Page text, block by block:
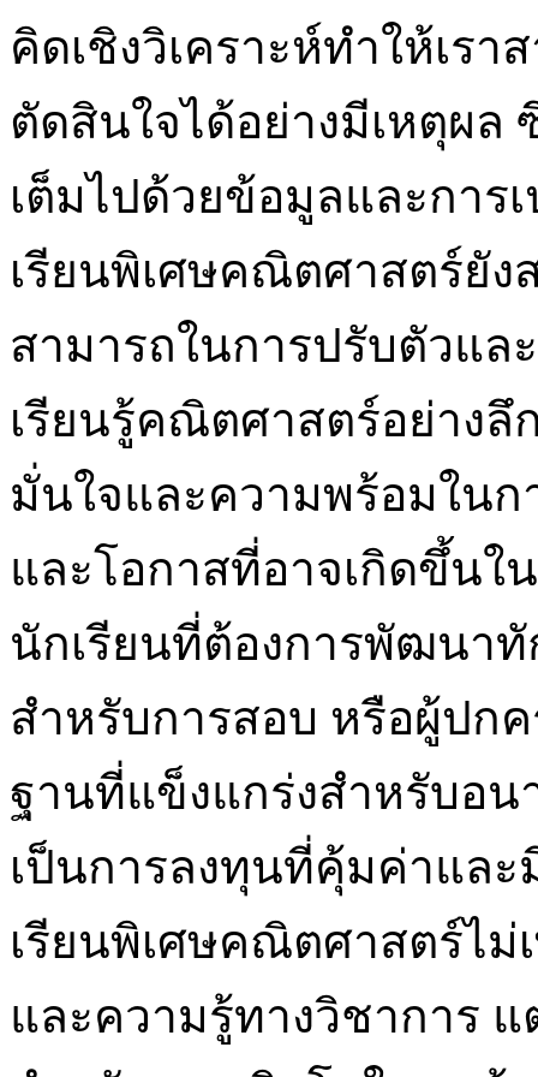
คิดเชิงวิเคราะห์ทำให้เร
ตัดสินใจได้อย่างมีเหตุผ
เต็มไปด้วยข้อมูลและการ
เรียนพิเศษคณิตศาสตร์ยัง
สามารถในการปรับตัวแล
เรียนรู้คณิตศาสตร์อย่างลึ
มั่นใจและความพร้อมใน
และโอกาสที่อาจเกิดขึ้น
นักเรียนที่ต้องการพัฒนา
สำหรับการสอบ หรือผู้ปก
ฐานที่แข็งแกร่งสำหรับอ
เป็นการลงทุนที่คุ้มค่าและ
เรียนพิเศษคณิตศาสตร์ไม่
และความรู้ทางวิชาการ